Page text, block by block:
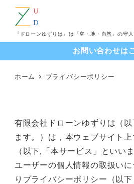
『ドローンゆずりは』は「空・地・自然」の守人
お問い合わせは
ホーム プライバシーポリシー
有限会社ドローンゆずりは（
ます。）は，本ウェブサイト
（以下,「本サービス」といい
ユーザーの個人情報の取扱い
りプライバシーポリシー（以